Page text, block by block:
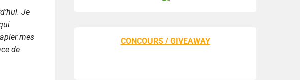
Je
mes
de
CONCOURS / GIVEAWAY